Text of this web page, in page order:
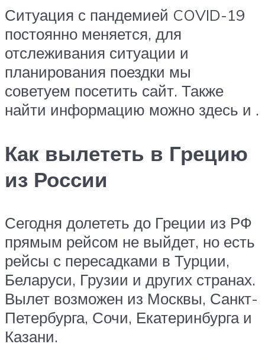
Ситуация с пандемией COVID-19
постоянно меняется, для
отслеживания ситуации и
планирования поездки мы
советуем посетить сайт. Также
найти информацию можно здесь и .
Как вылететь в Грецию
из России
Сегодня долететь до Греции из РФ
прямым рейсом не выйдет, но есть
рейсы с пересадками в Турции,
Беларуси, Грузии и других странах.
Вылет возможен из Москвы, Санкт-
Петербурга, Сочи, Екатеринбурга и
Казани.